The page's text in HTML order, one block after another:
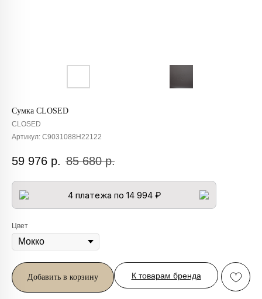
Сумка CLOSED
CLOSED
Артикул: C9031088H22122
59 976 р. 85 680 р.
4 платежа по 14 994 ₽
Цвет
Добавить в корзину К товарам бренда